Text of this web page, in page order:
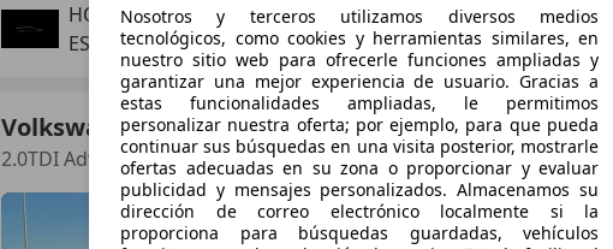
HOUSE OF CARS
ES-08940 CORNELLA DE LLOBREGAT
Volkswagen Tiguan Allspace
2.0TDI Advance DSG 110kW
€ 17.990 Súper oferta
Nosotros y terceros utilizamos diversos medios
tecnológicos, como cookies y herramientas similares, en
nuestro sitio web para ofrecerle funciones ampliadas y
garantizar una mejor experiencia de usuario. Gracias a
estas funcionalidades ampliadas, le permitimos
personalizar nuestra oferta; por ejemplo, para que pueda
continuar sus búsquedas en una visita posterior, mostrarle
ofertas adecuadas en su zona o proporcionar y evaluar
publicidad y mensajes personalizados. Almacenamos su
dirección de correo electrónico localmente si la
proporciona para búsquedas guardadas, vehículos